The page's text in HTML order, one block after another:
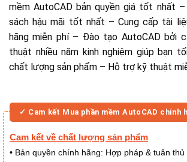
mềm AutoCAD bản quyền giá tốt nhất
sách hậu mãi tốt nhất – Cung cấp tài
hãng miễn phí – Đào tạo AutoCAD bởi
thuật nhiều năm kinh nghiệm giúp bạn
chất lượng sản phẩm – Hỗ trợ kỹ thuật
✓ Cam kết Mua phần mềm AutoCAD chính
Cam kết về chất lượng sản phẩm
• Bản quyền chính hãng: Hợp pháp & tuân